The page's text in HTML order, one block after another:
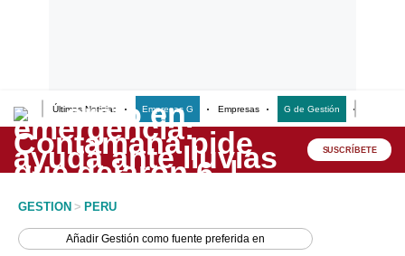
Últimas Noticias Empresas G Empresas G de Gestión
Lo último
Peru Quiosco SUSCRÍBETE
GESTION > PERU
AñadirGestión como fuente preferida en